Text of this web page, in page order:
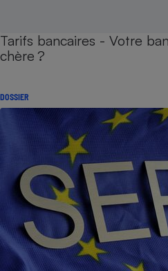
Tarifs bancaires - Votre
chère ?
DOSSIER